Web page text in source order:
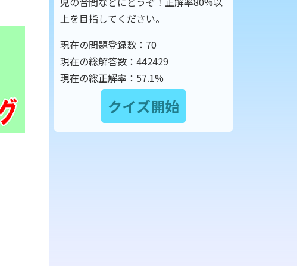
上を目指してください。
現在の問題登録数： 70
現在の総解答数： 442429
現在の総正解率： 57.1%